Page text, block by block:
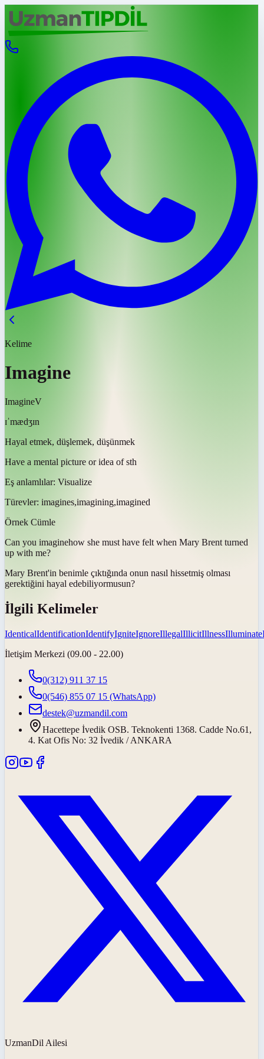
Kelime
Imagine
ImagineV
ɪˈmædʒɪn
Hayal etmek, düşlemek, düşünmek
Have a mental picture or idea of sth
Eş anlamlılar: Visualize
Türevler: imagines,imagining,imagined
Örnek Cümle
Can you imaginehow she must have felt when Mary Brent turned
up with me?
Mary Brent'in benimle çıktığında onun nasıl hissetmiş olması
gerektiğini hayal edebiliyormusun?
İlgili Kelimeler
IdenticalIdentificationIdentifyIgniteIgnoreIllegalIllicitIllnessIlluminate
İletişim Merkezi (09.00 - 22.00)
0(312) 911 37 15
0(546) 855 07 15 (WhatsApp)
destek@uzmandil.com
Hacettepe İvedik OSB. Teknokenti 1368. Cadde No.61,
4. Kat Ofis No: 32 İvedik / ANKARA
UzmanDil Ailesi